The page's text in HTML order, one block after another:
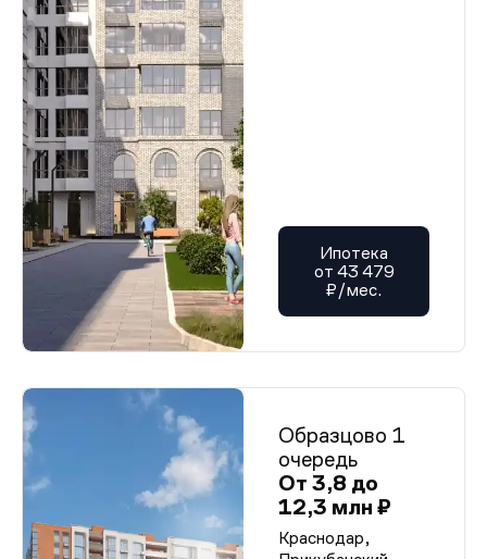
Ипотека
от 43 479
₽/мес.
Образцово 1
очередь
От 3,8 до
12,3 млн ₽
Краснодар,